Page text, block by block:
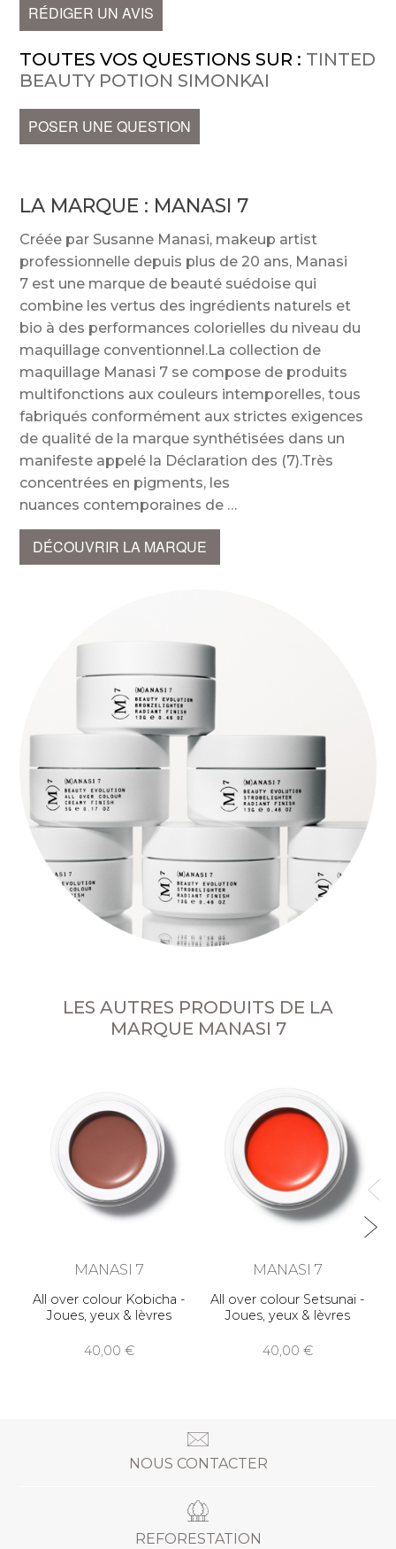
RÉDIGER UN AVIS
TOUTES VOS QUESTIONS SUR : TINTED
BEAUTY POTION SIMONKAI
POSER UNE QUESTION
LA MARQUE : MANASI 7
Créée par Susanne Manasi, makeup artist
professionnelle depuis plus de 20 ans, Manasi
7 est une marque de beauté suédoise qui
combine les vertus des ingrédients naturels et
bio à des performances colorielles du niveau du
maquillage conventionnel.La collection de
maquillage Manasi 7 se compose de produits
multifonctions aux couleurs intemporelles, tous
fabriqués conformément aux strictes exigences
de qualité de la marque synthétisées dans un
manifeste appelé la Déclaration des (7).Très
concentrées en pigments, les
nuances contemporaines de
DÉCOUVRIR LA MARQUE
LES AUTRES PRODUITS DE LA
MARQUE MANASI 7
MANASI 7
All over colour Kobicha -
Joues, yeux & lèvres
40,00
MANASI 7
All over colour Setsunai -
Joues, yeux & lèvres
40,00
NOUS CONTACTER
REFORESTATION